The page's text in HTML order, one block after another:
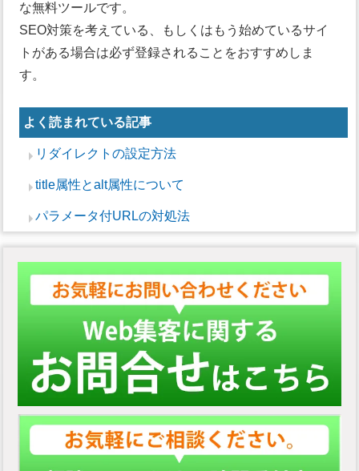
な無料ツールです。
SEO対策を考えている、もしくはもう始めているサイ
トがある場合は必ず登録されることをおすすめしま
す。
よく読まれている記事
リダイレクトの設定方法
title属性とalt属性について
パラメータ付URLの対処法